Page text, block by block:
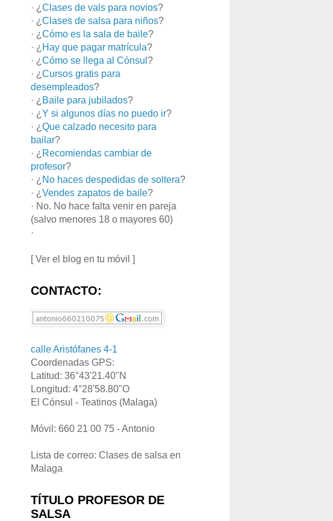
· ¿ Clases de vals para novios?
· ¿ Clases de salsa para niños?
· ¿ Cómo es la sala de baile?
· ¿ Hay que pagar matrícula?
· ¿ Cómo se llega al Cónsul ?
· ¿ Cursos gratis para
desempleados?
· ¿ Baile para jubilados?
· ¿ Y si algunos días no puedo ir?
· ¿ Que calzado necesito para
bailar?
· ¿ Recomiendas cambiar de
profesor?
· ¿ No haces despedidas de soltera?
· ¿ Vendes zapatos de baile?
· No. No hace falta venir en pareja
(salvo menores 18 o mayores 60)
·
[ Ver el blog en tu móvil ]
CONTACTO:
calle Aristófanes 4-1
Coordenadas GPS:
Latitud: 36°43'21.40"N
Longitud: 4°28'58.80"O
El Cónsul - Teatinos (Malaga)
Móvil: 660 21 00 75 - Antonio
Lista de correo: Clases de salsa en
Malaga
TÍTULO PROFESOR DE
SALSA